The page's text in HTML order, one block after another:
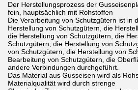
Der Herstellungsprozess der
fein, hauptsächlich mit Rohstoffen
Die Verarbeitung von Schutzgütern ist in
Herstellung von Schutzgütern, die
die Herstellung von Schutzgütern, die
Schutzgütern, die Herstellung von
von Schutzgütern, die Herstellung von
Bearbeitung von Schutzgütern, die
andere Verbindungen durchgeführt.
Das Material aus Gusseisen wird als
Materialqualität wird durch strenge